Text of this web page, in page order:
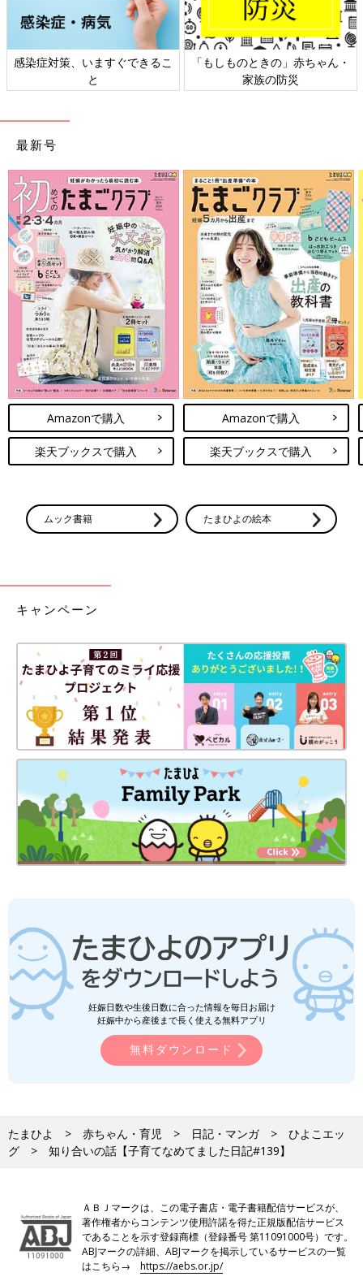
感染症対策、いますぐできるこ
と
「もしものときの」赤ちゃん・
家族の防災
最新号
Amazonで購入
楽天ブックスで購入
Amazonで購入
楽天ブックスで購入
ムック書籍 たまひよの絵本
キャンペーン
妊娠日数や生後日数に合った情報を毎日お届け
妊娠中から産後まで長く使える無料アプリ
無料ダウンロード
たまひよ 赤ちゃん・育児 日記・マンガ
ひよこエッ
グ
知り合いの話【子育てなめてました日記#139】
ＡＢＪマークは、この電子書店・電子書籍配信サービスが、
著作権者からコンテンツ使用許諾を得た正規版配信サービス
であることを示す登録商標（登録番号 第11091000号）です。
ABJマークの詳細、ABJマークを掲示しているサービスの一覧
はこちら→https://aebs.or.jp/